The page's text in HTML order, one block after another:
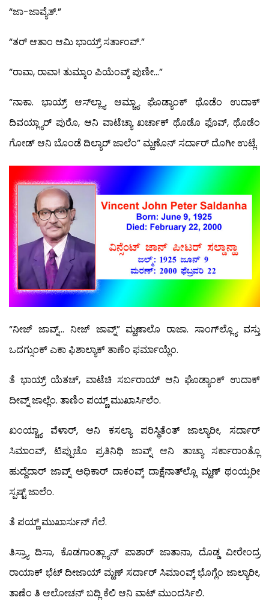
“ಜಾ-ಜಾವ್ಯೆತ್.”
“ತರ್ ಆತಾಂ ಆಮಿ ಭಾಯ್ರ್ ಸರ್ತಾಂವ್.”
“ರಾವಾ, ರಾವಾ! ತುಮ್ಕಾಂ ಪಿಯೆಂವ್ಕ್ ಪುಣೀ…”
“ನಾಕಾ. ಭಾಯ್ರ್ ಆಸ್‍ಲ್ಲ್ಯಾ ಆಮ್ಚ್ಯಾ ಘೊಡ್ಯಾಂಕ್ ಥೊಡೆಂ ಉದಾಕ್
ದಿವಯ್ಲ್ಯಾರ್ ಪುರೊ, ಆನಿ ವಾಟೆಚ್ಯಾ ಖರ್ಚಾಕ್ ಥೊಡೊ ಫೊವ್, ಥೊಡೆಂ
ಗೋಡ್ ಆನಿ ಬೊಂಡೆ ದಿಲ್ಯಾರ್ ಜಾಲೆಂ” ಮ್ಹಣೊನ್ ಸರ್ದಾರ್ ದೊಗೀ ಉಟ್ಲೆ.
“ನೀಜ್ ಜಾವ್ನ್… ನೀಜ್ ಜಾವ್ನ್” ಮ್ಹಣಾಲೊ ರಾಜಾ. ಸಾಂಗ್‍ಲ್ಲ್ಯೊ ವಸ್ತು
ಒದಗ್ಸುಂಕ್ ಎಕಾ ಫಿಶಾಲ್ಯಾಕ್ ತಾಣೆಂ ಫರ್ಮಾಯ್ಲೆಂ.
ತೆ ಭಾಯ್ರ್ ಯೆತಚ್, ವಾಟೆಚಿ ಸರ್ಬರಾಯ್ ಆನಿ ಘೊಡ್ಯಾಂಕ್ ಉದಾಕ್
ದೀವ್ನ್ ಜಾಲ್ಲೆಂ. ತಾಣಿಂ ಪಯ್ಣ್ ಮುಖಾರ್ಸಿಲೆಂ.
ಖಂಯ್ಚ್ಯಾ ವೆಳಾರ್, ಆನಿ ಕಸಲ್ಯಾ ಪರಿಸ್ಥಿತೆಂತ್ ಜಾಲ್ಯಾರೀ, ಸರ್ದಾರ್
ಸಿಮಾಂವ್, ಟಿಪ್ಪುಚೊ ಪ್ರತಿನಿಧಿ ಜಾವ್ನ್ ಆನಿ ತಾಚ್ಯಾ ಸರ್ಕಾರಾಂತ್ಲೊ
ಹುದ್ದೆದಾರ್ ಜಾವ್ನ್ ಅಧಿಕಾರ್ ದಾಕಂವ್ಕ್ ದಾಕ್ಷೆನಾತ್‍ಲ್ಲೊ ಮ್ಹಣ್ ಥಂಯ್ಸರೀ
ಸ್ಪಷ್ಟ್ ಜಾಲೆಂ.
ತೆ ಪಯ್ಣ್ ಮುಖಾರ್ಸುನ್ ಗೆಲೆ.
ತಿಸ್ರ್ಯಾ ದಿಸಾ, ಕೊಡಗಾಂತ್ಲ್ಯಾನ್ ಪಾಶಾರ್ ಜಾತಾನಾ, ದೊಡ್ಡ ವೀರೇಂದ್ರ
ರಾಯಾಕ್ ಭೆಟ್ ದೀಜಾಯ್ ಮ್ಹಣ್ ಸರ್ದಾರ್ ಸಿಮಾಂವ್ಕ್ ಭೊಗ್ಲೆಂ ಜಾಲ್ಯಾರೀ,
ತಾಣೆಂ ತಿ ಆಲೋಚನ್ ಬದ್ಲಿ ಕೆಲಿ ಆನಿ ವಾಟ್ ಮುಂದರ್ಸಿಲಿ.